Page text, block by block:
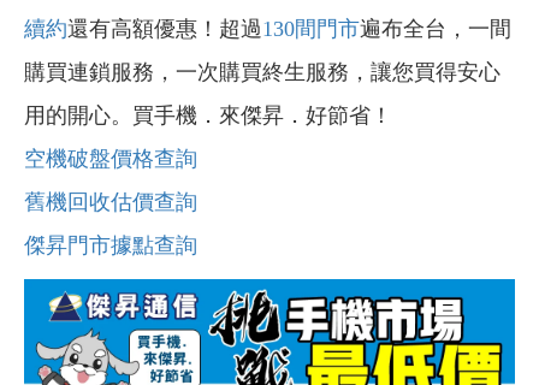
續約還有高額優惠！超過130間門市遍布全台，一間
購買連鎖服務，一次購買終生服務，讓您買得安心
用的開心。買手機．來傑昇．好節省！
空機破盤價格查詢
舊機回收估價查詢
傑昇門市據點查詢